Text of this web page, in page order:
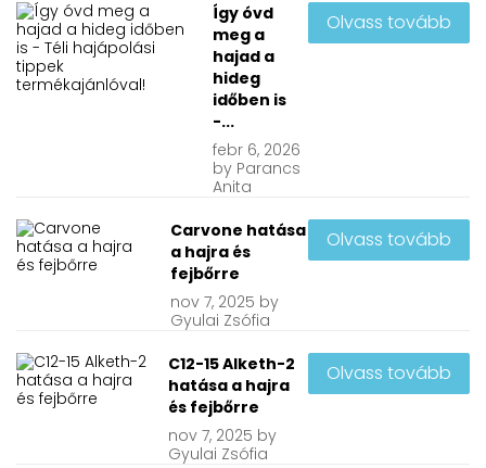
Így óvd
meg a
hajad a
hideg
időben is
-...
febr 6, 2026
by Parancs
Anita
Olvass tovább
Carvone hatása
a hajra és
fejbőrre
nov 7, 2025 by
Gyulai Zsófia
Olvass tovább
C12-15 Alketh-2
hatása a hajra
és fejbőrre
nov7, 2025 by
Gyulai Zsófia
Olvass tovább